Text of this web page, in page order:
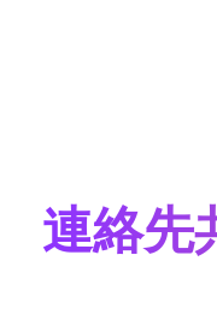
連絡先